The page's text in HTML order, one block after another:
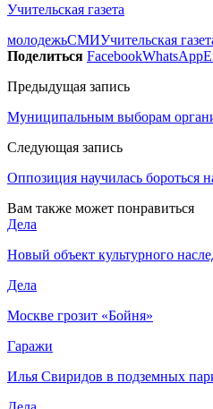
Учительская газета
молодежьСМИУчительская
Поделиться FacebookWhatsApp
Предыдущая запись
Муниципальным выборам
Следующая запись
Оппозиция научилась
Вам также может понравиться
Дела
Новый объект культурного
Дела
Москве грозит «Бойня»
Гаражи
Илья Свиридов в подземных